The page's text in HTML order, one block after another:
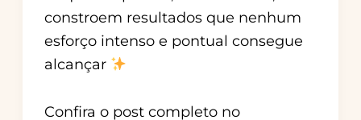
constroem resultados que nenhum
esforço intenso e pontual consegue
alcançar
Confira o post completo no